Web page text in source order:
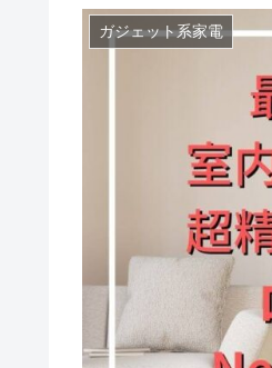
ガジェット系家電